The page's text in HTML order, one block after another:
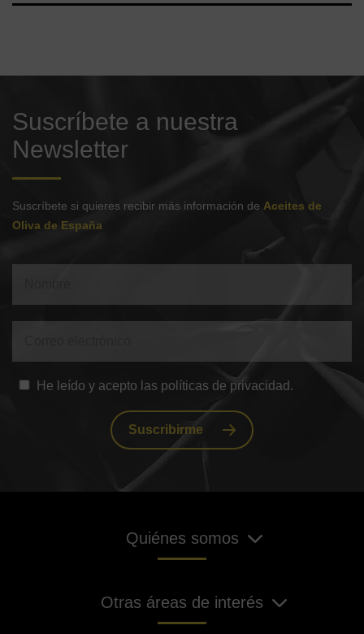
He leído y acepto las políticas de privacidad.
Suscribirme
Suscríbete a nuestra
Newsletter
Suscríbete si quieres recibir más información de Aceites de
Oliva de España
Quiénes somos
Otras áreas de interés